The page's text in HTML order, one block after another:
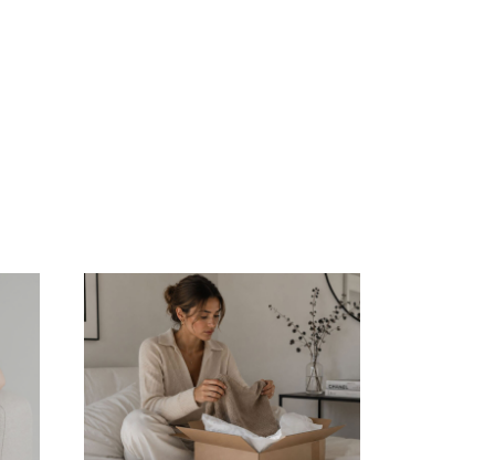
Mehr lesen